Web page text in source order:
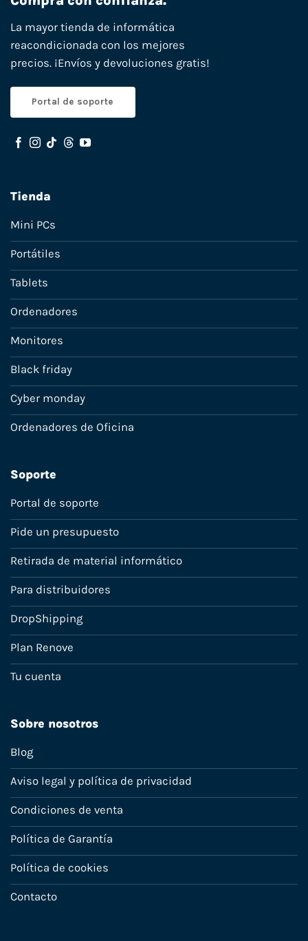
La mayor tienda de informática
reacondicionada con los mejores
precios. ¡Envíos y devoluciones gratis!
Portal de soporte
Tienda
Mini PCs
Portátiles
Tablets
Ordenadores
Monitores
Black friday
Cyber monday
Ordenadores de Oficina
Soporte
Portal de soporte
Pide un presupuesto
Retirada de material informático
Para distribuidores
DropShipping
Plan Renove
Tu cuenta
Sobre nosotros
Blog
Aviso legal y política de privacidad
Condiciones de venta
Política de Garantía
Política de cookies
Contacto